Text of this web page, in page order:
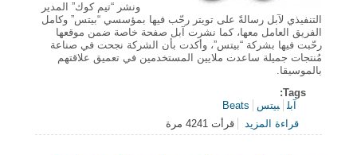
ونشر “تيم كوك” المدير
التنفيذي لآبل رسالةً على تويتر رحّب فيها بمؤسسي “بيتس” وكامل
الفريق العامل معها، كما نشرت آبل صفحة خاصة ضمن موقعها
رحّبت فيها بشركة “بيتس”، وأكدت بأن الشركة نجحت في صناعة
مُنتجات جميلة ساعدت ملايين المستخدمين في تعميق علاقتهم
بالموسيقا.
Tags:
آبل
بيتس
Beats
قراءة المزيد
حول آبل تُغلق صفقة استحواذها على شركة “بيتس”
قرأت 4241 مرة